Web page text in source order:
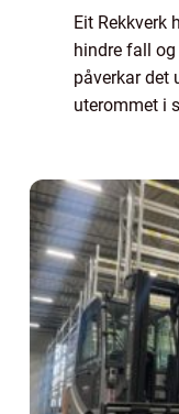
Eit Rekkverk
hindre fall
påverkar det
uterommet i